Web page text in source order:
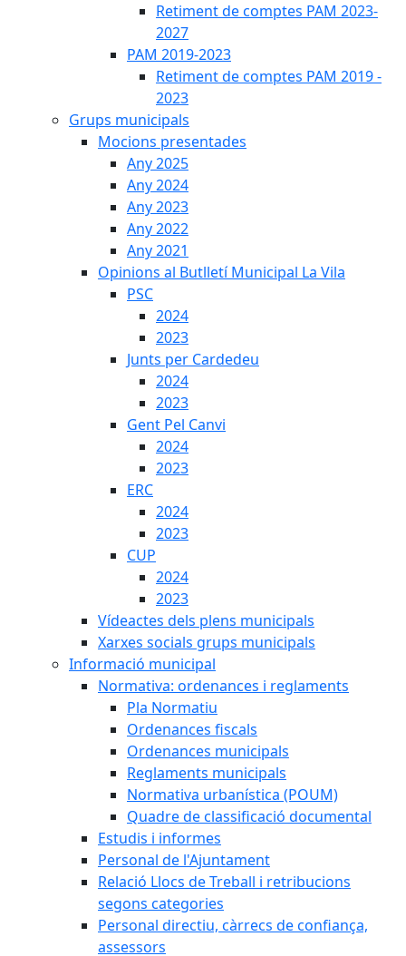
Retiment de comptes PAM 2023-
2027
PAM 2019-2023
Retiment de comptes PAM 2019 -
2023
Grups municipals
Mocions presentades
Any 2025
Any 2024
Any 2023
Any 2022
Any 2021
Opinions al Butlletí Municipal La Vila
PSC
2024
2023
Junts per Cardedeu
2024
2023
Gent Pel Canvi
2024
2023
ERC
2024
2023
CUP
2024
2023
Vídeactes dels plens municipals
Xarxes socials grups municipals
Informació municipal
Normativa: ordenances i reglaments
Pla Normatiu
Ordenances fiscals
Ordenances municipals
Reglaments municipals
Normativa urbanística (POUM)
Quadre de classificació documental
Estudis i informes
Personal de l'Ajuntament
Relació Llocs de Treball i retribucions
segons categories
Personal directiu, càrrecs de confiança,
assessors